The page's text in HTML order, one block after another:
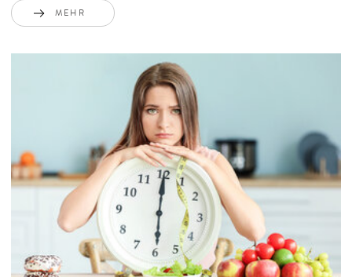
MEHR